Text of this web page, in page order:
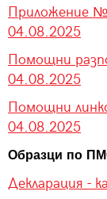
Приложение
04.08.2025
Помощни
04.08.2025
Помощни
04.08.2025
Образци по
Декларация -